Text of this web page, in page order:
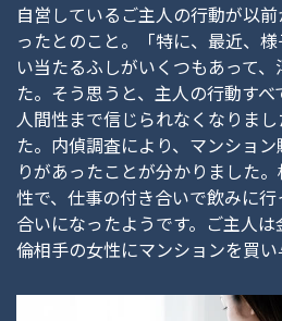
自営しているご主人の行動が以
ったとのこと。「特に、最近、
い当たるふしがいくつもあって
た。そう思うと、主人の行動す
人間性まで信じられなくなりま
た。内偵調査により、マンショ
りがあったことが分かりました
性で、仕事の付き合いで飲みに
合いになったようです。ご主人
倫相手の女性にマンションを買い